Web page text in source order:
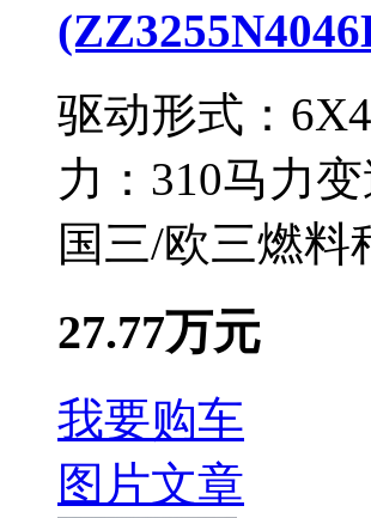
驱动形式： 6X4
力： 310马力变
国三/欧三燃料
27.77万元
我要购车
图片文章